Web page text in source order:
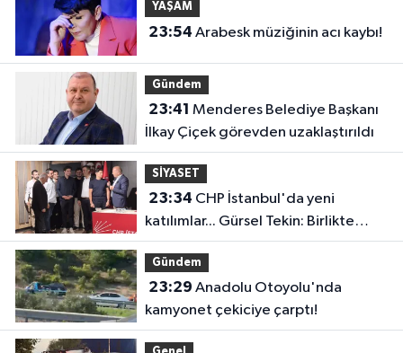
YAŞAM
23:54 Arabesk müziğinin acı kaybı!
Gündem
23:41
İlkay Çiçek görevden uzaklaştırıldı
SİYASET
23:34
katılımlar... Gürsel Tekin: Birlikte
başaracağız
Gündem
23:29
kamyonet çekiciye çarptı!